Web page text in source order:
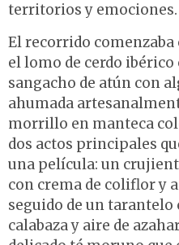
territorios y emociones.
El recorrido
el lomo de cerdo ibérico
sangacho de atún con
ahumada
morrillo en manteca
dos actos principales
una película: un
con crema de coliflor y
seguido de un tarantelo
calabaza y aire de